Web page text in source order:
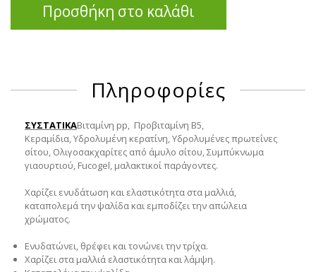
Προσθήκη στο καλάθι
Πληροφορίες
ΣΥΣΤΑΤΙΚΑΒιταμίνη pp, Προβιταμίνη Β5,
Κεραμίδια, Υδρολυμένη κερατίνη, Υδρολυμένες πρωτεΐνες
σίτου, Ολιγοσακχαρίτες από άμυλο σίτου, Συμπύκνωμα
γιαουρτιού, Fucogel, μαλακτικοί παράγοντες.
Χαρίζει ενυδάτωση και ελαστικότητα στα μαλλιά,
καταπολεμά την ψαλίδα και εμποδίζει την απώλεια
χρώματος.
Ενυδατώνει, θρέφει και τονώνει την τρίχα.
Χαρίζει στα μαλλιά ελαστικότητα και λάμψη.